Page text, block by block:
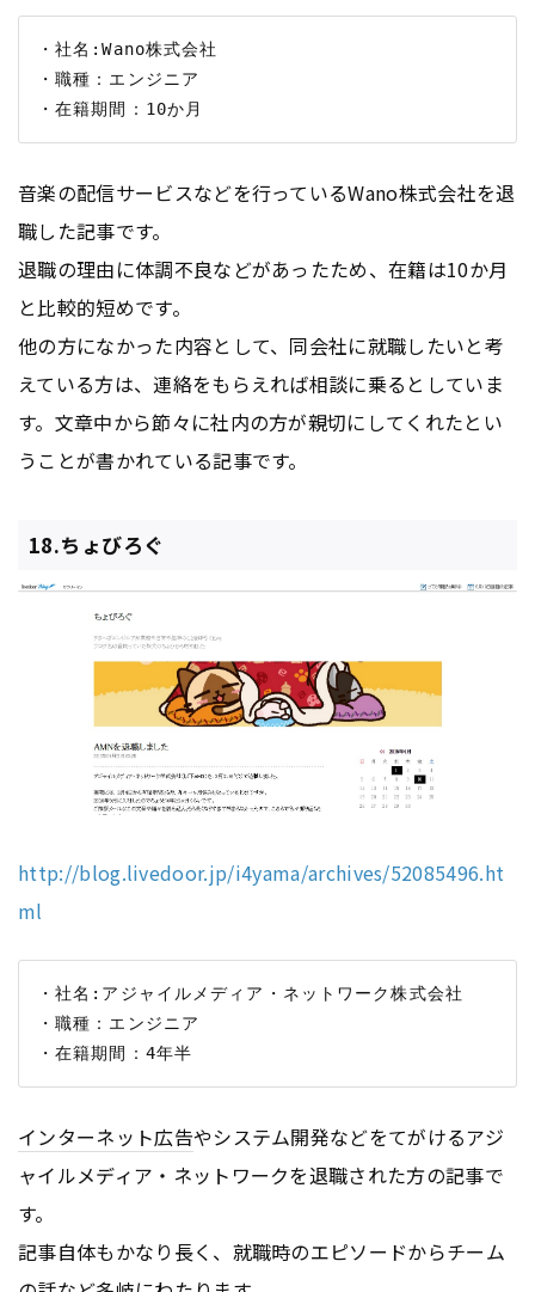
・社名:Wano株式会社
・職種：エンジニア
音楽の配信サービスなどを行っているWano株式会社を退
職した記事です。
退職の理由に体調不良などがあったため、在籍は10か月
と比較的短めです。
他の方になかった内容として、同会社に就職したいと考
えている方は、連絡をもらえれば相談に乗るとしていま
す。文章中から節々に社内の方が親切にしてくれたとい
うことが書かれている記事です。
18.ちょびろぐ
http://blog.livedoor.jp/i4yama/archives/52085496.ht
ml
・社名:アジャイルメディア・ネットワーク株式会社
・職種：エンジニア
インターネット広告やシステム開発などをてがけるアジ
ャイルメディア・ネットワークを退職された方の記事で
す。
記事自体もかなり長く、就職時のエピソードからチーム